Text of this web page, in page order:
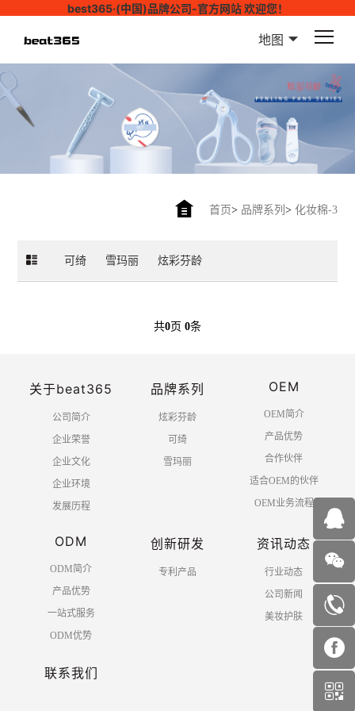
best365·(中国)品牌公司-官方网站 欢迎您！
地图
首页> 品牌系列 > 化妆棉-3
可绮 雪玛丽 炫彩芬龄
共0页 0条
关于beat365
公司简介
企业荣誉
企业文化
企业环境
发展历程
品牌系列
炫彩芬龄
可绮
雪玛丽
OEM
OEM简介
产品优势
合作伙伴
适合OEM的伙伴
OEM业务流程
ODM
ODM简介
产品优势
一站式服务
ODM优势
创新研发
专利产品
资讯动态
行业动态
公司新闻
美妆护肤
联系我们